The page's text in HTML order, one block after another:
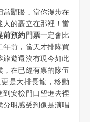
當顯眼，當你漫步在
人的矗立在那裡！當
前預約門票一定會比
年前，當天才排隊買
旅遊還沒有現今如此
，在已經有票的隊伍
是大排長龍，移動
到安檢門口望進去裡
分明感受到像是演唱